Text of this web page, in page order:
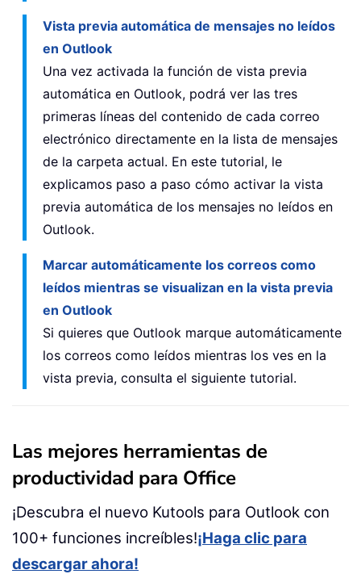
Vista previa automática de mensajes no leídos
en Outlook
Una vez activada la función de vista previa
automática en Outlook, podrá ver las tres
primeras líneas del contenido de cada correo
electrónico directamente en la lista de mensajes
de la carpeta actual. En este tutorial, le
explicamos paso a paso cómo activar la vista
previa automática de los mensajes no leídos en
Outlook.
Marcar automáticamente los correos como
leídos mientras se visualizan en la vista previa
en Outlook
Si quieres que Outlook marque automáticamente
los correos como leídos mientras los ves en la
vista previa, consulta el siguiente tutorial.
Las mejores herramientas de
productividad para Office
¡Descubra el nuevo Kutools para Outlook con
100+ funciones increíbles!¡Haga clic para
descargar ahora!